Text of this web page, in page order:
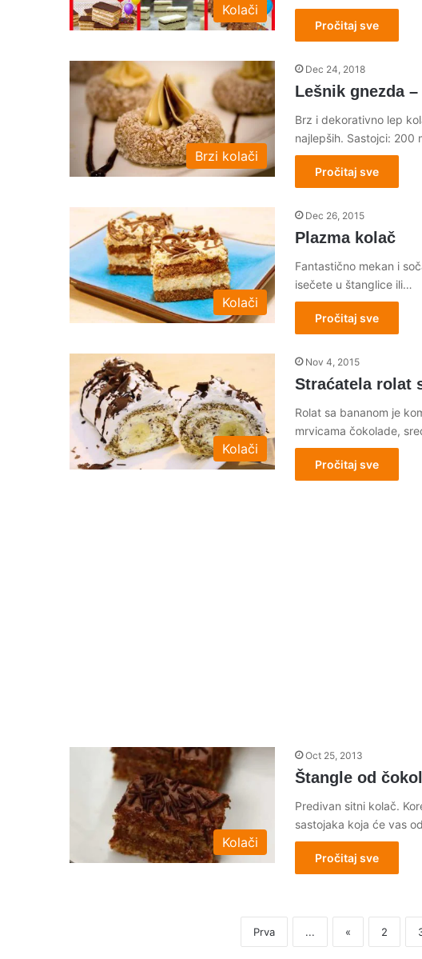
Kolači
Pročitaj sve
Brzi kolači
Dec 24, 2018
Lešnik gnezda
Brz i dekorativno lep
najlepših. Sastojci: 200
Pročitaj sve
Kolači
Dec 26, 2015
Plazma kolač
Fantastično mekan i
isečete u štanglice ili…
Pročitaj sve
Kolači
Nov 4, 2015
Straćatela rolat
Rolat sa bananom je
mrvicama čokolade,
Pročitaj sve
Kolači
Oct 25, 2013
Štangle od
Predivan sitni kolač.
sastojaka koja će vas
Pročitaj sve
Prva ... « 2